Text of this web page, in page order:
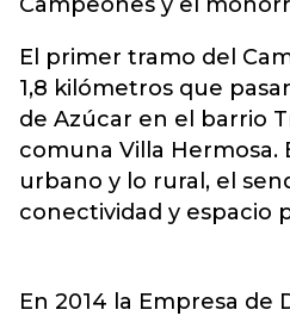
El primer tramo del
1,8 kilómetros que
de Azúcar en el barrio
comuna Villa
urbano y lo rural, el
conectividad y espacio
En 2014 la Empresa de